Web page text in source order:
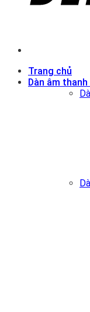
Trang chủ
Dàn âm